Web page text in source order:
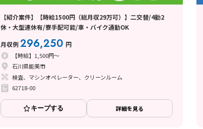
【紹介案件】【時給1500円（総月収29万可）】二交替/4勤2
休・大型連休有/寮手配可能/車・バイク通勤OK
月収例296,250 円
【時給】1,500円～
石川県能美市
検査、マシンオペレーター、クリーンルーム
62718-00
キープする 詳細を見る